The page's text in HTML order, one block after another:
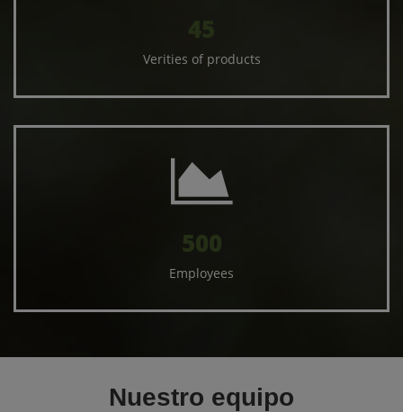
45
Verities of products
500
Employees
Nuestro equipo